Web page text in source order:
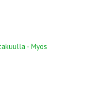
- Myös